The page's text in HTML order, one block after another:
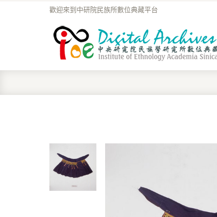
歡迎來到中研院民族所數位典藏平台